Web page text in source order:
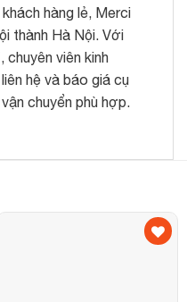
hàng lẻ, Merci
thành Hà Nội. Với
chuyên viên kinh
hệ và báo giá cụ
chuyển phù hợp.